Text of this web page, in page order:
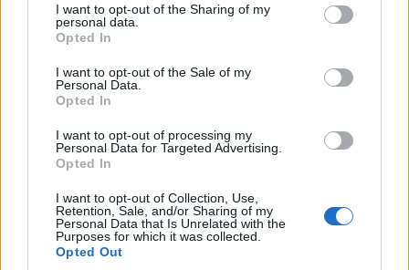
not limited to your visit or usage behaviour. You may click to
grant or deny consent to Google and its third-party tags to
use your data for below specified purposes in below Google
consent section.
I want to opt-out of the Sharing of my
personal data.
Opted In
I want to opt-out of the Sale of my
Personal Data.
Opted In
I want to opt-out of processing my
Personal Data for Targeted Advertising.
Opted In
I want to opt-out of Collection, Use,
Retention, Sale, and/or Sharing of my
Personal Data that Is Unrelated with the
Purposes for which it was collected.
Opted Out